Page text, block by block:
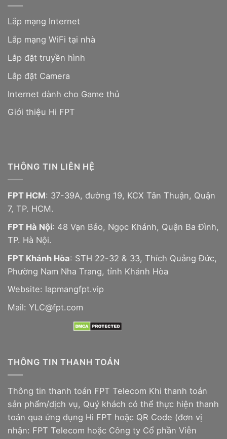
Lắp mạng Internet
Lắp mạng WiFi tại nhà
Lắp đặt truyền hình
Lắp đặt Camera
Internet dành cho Game thủ
Giới thiệu Hi FPT
THÔNG TIN LIÊN HỆ
FPT HCM: 37-39A, đường 19, KCX Tân Thuận, Quận
7, TP. HCM.
FPT Hà Nội: 48 Vạn Bảo, Ngọc Khánh, Quận Ba Đình,
TP. Hà Nội.
FPT Khánh Hòa: STH 22-32 & 33, Thích Quảng Đức,
Phường Nam Nha Trang, tỉnh Khánh Hòa
Website: lapmangfpt.vip
Mail: YLC@fpt.com
THÔNG TIN THANH TOÁN
Thông tin thanh toán FPT Telecom Khi thanh toán
sản phẩm/dịch vụ, Quý khách có thể thực hiện thanh
toán qua ứng dụng Hi FPT hoặc QR Code (đơn vị
nhận: FPT Telecom hoặc Công ty Cổ phần Viễn